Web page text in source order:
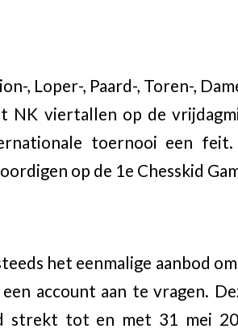
, Loper-, Paard-, Toren-,
NK viertallen op de
toernooi een feit.
op de 1e Chesskid
het eenmalige aanbod
account aan te vragen.
strekt tot en met 31 mei